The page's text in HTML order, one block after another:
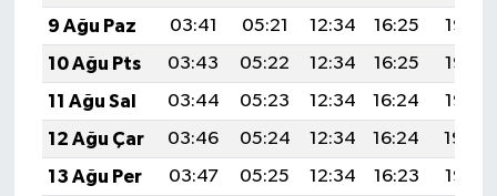
9 Ağu Paz
03:41 05:21 12:34 16:25
19:38
10 Ağu Pts
03:43 05:22 12:34 16:25
19:36
11 Ağu Sal
03:44 05:23 12:34 16:24
19:35
12 Ağu Çar
03:46 05:24 12:34 16:24
19:34
13 Ağu Per
03:47 05:25 12:34 16:23
19:33
Turizm
ÜLKE GÜNDEMİ
YAŞAM
YEREL